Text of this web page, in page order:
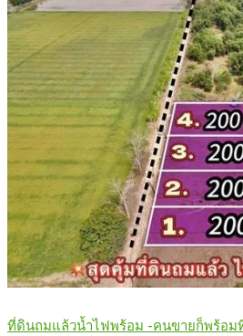
ที่ดินถมแล้วน้ำไฟพร้อม -คนขายก็พร้อม